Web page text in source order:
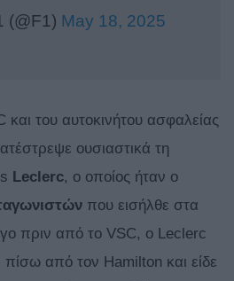
(@F1) May 18, 2025
του αυτοκινήτου ασφαλείας
ουσιαστικά τη
Leclerc, ο οποίος ήταν ο
που εισήλθε στα
πριν από το VSC, ο Leclerc
πίσω από τον Hamilton και είδε